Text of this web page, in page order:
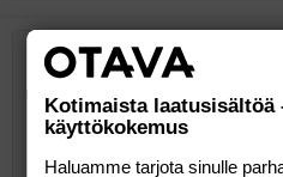
Lihavoitu
Kursivoitu
Laajennettuun
Lista
Fontin koko
9
TekstiväriKirjasintyyli
Arial
Yliviivaa
Tasaus Tasaa vasemmalle
Paragraph format
Normal
Heading 1
LainausLisää video/media
Lisää taulukko
InsertSpoilerKoodi
Tee uudelleen
BBCode-näkymä
Poista muotoilu
Luonnokset
Kirjoita vastaus...
Kotimaista laatusisältöä
käyttökokemus
Haluamme tarjota sinulle